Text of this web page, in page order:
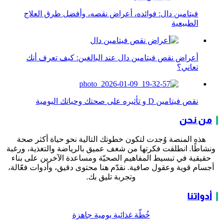
فيتامين دال: فوائده، أعراض نقصه، وأفضل طرق العلاج
الطبيعية
أعراض نقص فيتامين دال عند البالغين: كيف تعرف أنك
تعاني؟
نقص فيتامين D و تأثيره على صحتك وحياتك اليومية
من نحن
هذه المنصة وُجدت لتكون خطوتك التالية نحو حياة أكثر صحة
ونشاطًا. انطلقت فكرتها من شغف عميق بالرياضة والتغذية، ورغبة
حقيقية في تبسيط المفاهيم الصحيّة ومساعدة الآخرين على بناء
أجسام قوية وعقول صافية. نقدّم هنا محتوى دقيق، وأدوات فعّالة،
وتجربة تليق بك.
أدواتنا
خُطّة غذائية يومية جاهزة